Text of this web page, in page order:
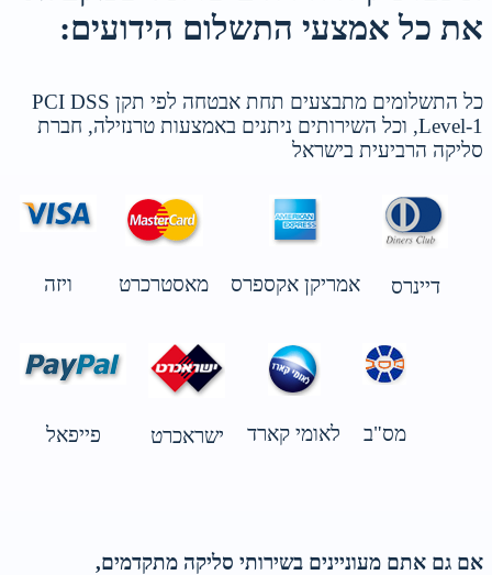
את כל אמצעי התשלום הידועים:
כל התשלומים מתבצעים תחת אבטחה לפי תקן PCI DSS
Level-1, וכל השירותים ניתנים באמצעות טרנזילה, חברת
סליקה הרביעית בישראל
ויזה מאסטרכרט אמריקן אקספרס דיינרס
פייפאל ישראכרט לאומי קארד מס"ב
אם גם אתם מעוניינים בשירותי סליקה מתקדמים,